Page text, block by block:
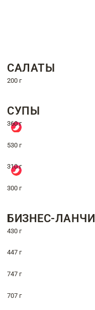
САЛАТЫ
200 г
СУПЫ
360 г
530 г
310 г
300 г
БИЗНЕС-ЛАНЧИ
430 г
447 г
747 г
707 г